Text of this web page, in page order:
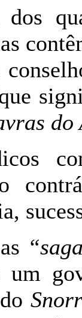
dos
do